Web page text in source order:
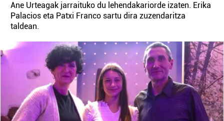
Ane Urteagak jarraituko du lehendakariorde izaten. Erika
Palacios eta Patxi Franco sartu dira zuzendaritza
taldean.